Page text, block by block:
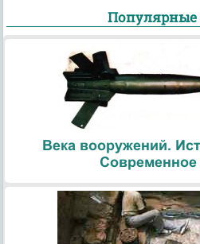
Популярные
Века вооружений.